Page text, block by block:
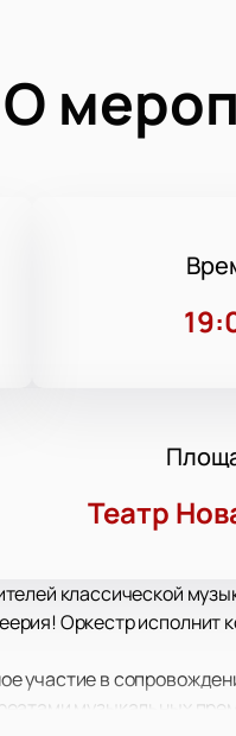
О
Театр
классической
Оркестр исполнит
участие в
музыкальных